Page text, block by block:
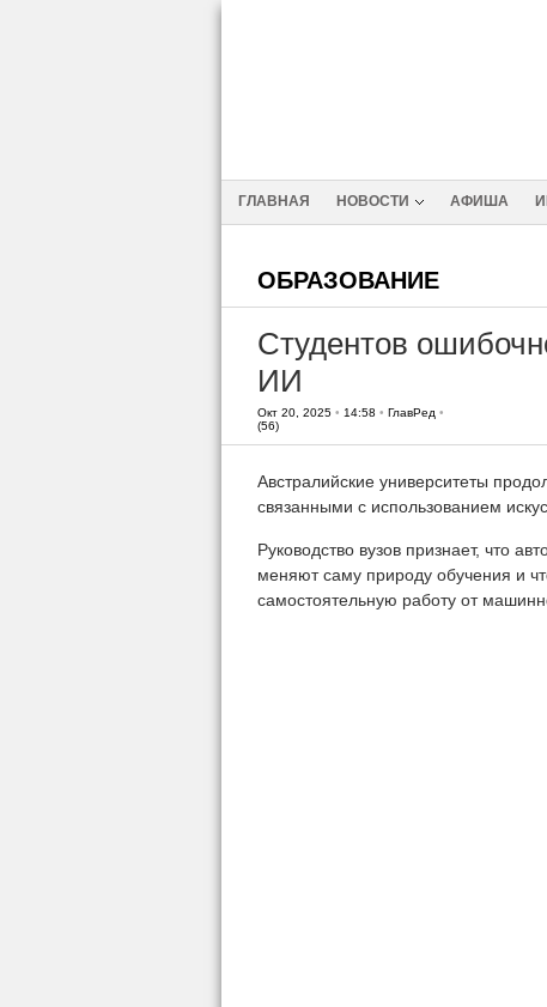
ГЛАВНАЯ НОВОСТИ АФИША
ОБРАЗОВАНИЕ
Студентов
ИИ
Окт 20, 2025• 14:58 • ГлавРед •
(56)
Австралийские университеты
связанными с использованием
Руководство вузов признает, что
меняют саму природу обучения и
самостоятельную работу от